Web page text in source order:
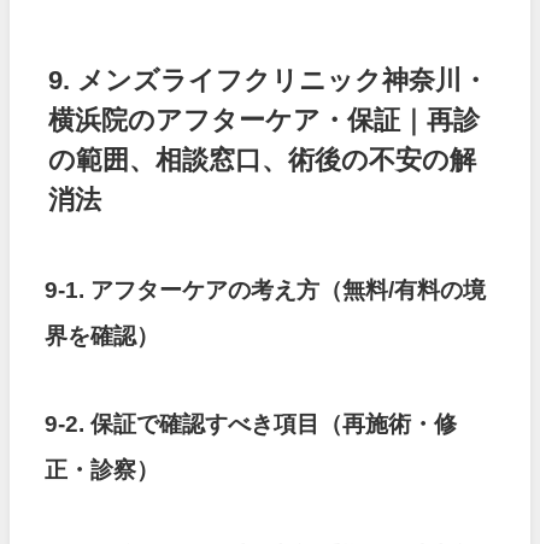
9. メンズライフクリニック神奈川・
横浜院のアフターケア・保証｜再診
の範囲、相談窓口、術後の不安の解
消法
9-1. アフターケアの考え方（無料/有料の境
界を確認）
9-2. 保証で確認すべき項目（再施術・修
正・診察）